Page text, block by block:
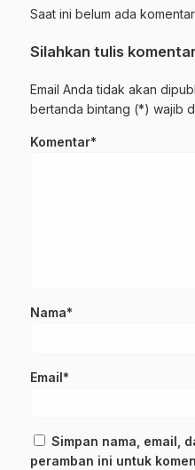
Saat ini belum ada komentar
Silahkan tulis
Email Anda tidak akan
bertanda bintang (*) wajib
Komentar*
Nama*
Email*
Simpan nama, email,
peramban ini untuk